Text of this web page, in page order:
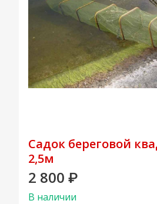
Садок береговой
2,5м
2 800 ₽
В наличии